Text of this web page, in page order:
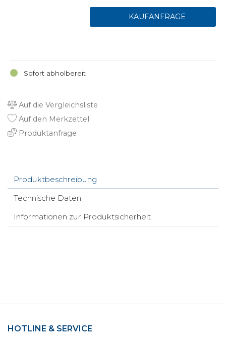
Sofort abholbereit
Auf die Vergleichsliste
Auf den Merkzettel
Produktanfrage
Produktbeschreibung
Technische Daten
Informationen zur Produktsicherheit
HOTLINE & SERVICE